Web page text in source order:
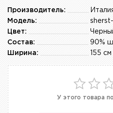
Производитель:
Модель:
Цвет:
90%
Состав:
155 см
Ширина:
У этого товара